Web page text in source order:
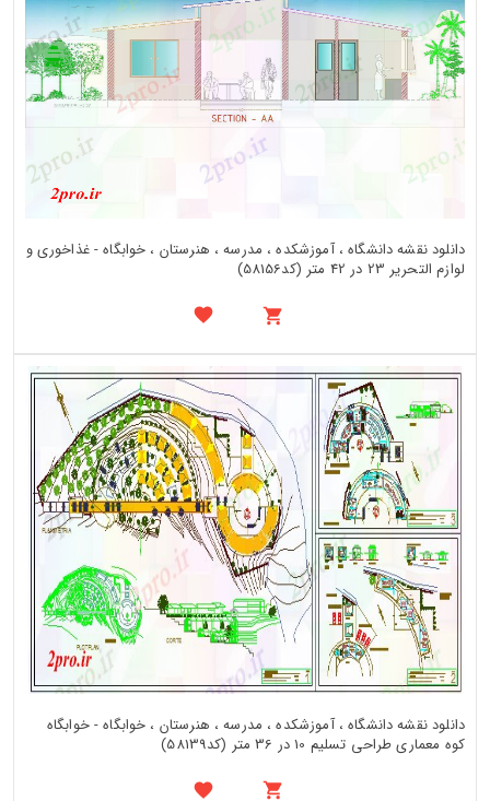
دانلود نقشه دانشگاه ، آموزشکده ، مدرسه ، هنرستان ، خوابگاه - غذاخوری و
لوازم التحریر 23 در 42 متر (کد58156)
دانلود نقشه دانشگاه ، آموزشکده ، مدرسه ، هنرستان ، خوابگاه - خوابگاه
کوه معماری طراحی تسلیم 10 در 36 متر (کد58139)